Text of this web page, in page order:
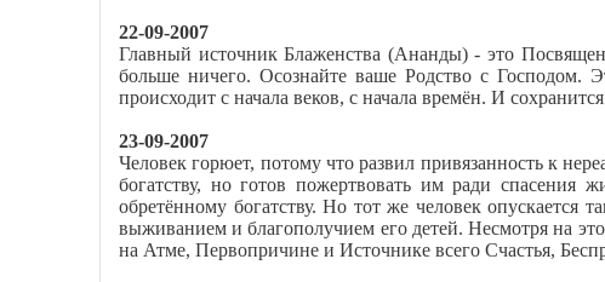
22-09-2007
Главный источник Блаженства (Ананды) - это
больше ничего. Осознайте ваше Родство с Господом.
происходит с начала веков, с начала времён. И
23-09-2007
Человек горюет, потому что развил привязанность к
богатству, но готов пожертвовать им ради спасения
обретённому богатству. Но тот же человек опускается
выживанием и благополучием его детей. Несмотря на
на Атме, Первопричине и Источнике всего Счастья,